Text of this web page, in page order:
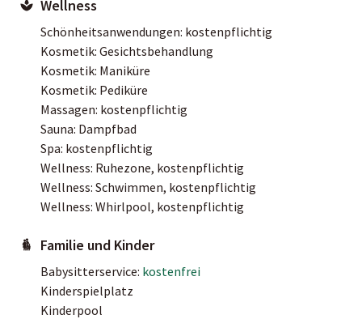
Wellness
Schönheitsanwendungen: kostenpflichtig
Kosmetik: Gesichtsbehandlung
Kosmetik: Maniküre
Kosmetik: Pediküre
Massagen: kostenpflichtig
Sauna: Dampfbad
Spa: kostenpflichtig
Wellness: Ruhezone, kostenpflichtig
Wellness: Schwimmen, kostenpflichtig
Wellness: Whirlpool, kostenpflichtig
Familie und Kinder
Babysitterservice: kostenfrei
Kinderspielplatz
Kinderpool